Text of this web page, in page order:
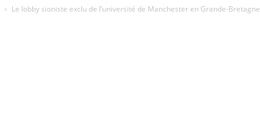
Le lobby sioniste exclu de l’université de Manchester en Grande-Bretagne